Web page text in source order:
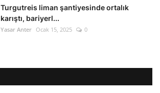
Turgutreis liman şantiyesinde ortalık
karıştı, bariyerl...
Yasar Anter Ocak 15, 2025 0